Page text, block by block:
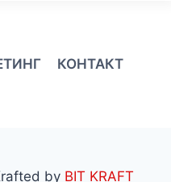
КОНТАКТ
by BIT KRAFT